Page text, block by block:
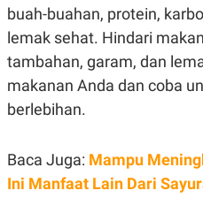
U
A
T
D
A
M
G
E
S
K
O
N
L
I
P
buah-buahan, protein,
lemak sehat. Hindari
tambahan, garam, dan
makanan Anda dan coba
berlebihan.
Baca Juga: Mampu
Ini Manfaat Lain Dari